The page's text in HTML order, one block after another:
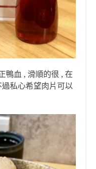
鴨血 , 滑順的很 , 在
私心希望肉片可以